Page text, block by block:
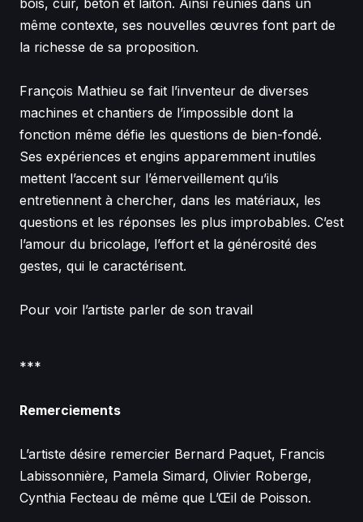
bois, cuir, béton et laiton. Ainsi réunies dans un
même contexte, ses nouvelles œuvres font part de
la richesse de sa proposition.
François Mathieu se fait l’inventeur de diverses
machines et chantiers de l’impossible dont la
fonction même défie les questions de bien-fondé.
Ses expériences et engins apparemment inutiles
mettent l’accent sur l’émerveillement qu’ils
entretiennent à chercher, dans les matériaux, les
questions et les réponses les plus improbables. C’est
l’amour du bricolage, l’effort et la générosité des
gestes, qui le caractérisent.
Pour voir l’artiste parler de son travail
***
Remerciements
L’artiste désire remercier Bernard Paquet, Francis
Labissonnière, Pamela Simard, Olivier Roberge,
Cynthia Fecteau de même que L’Œil de Poisson.